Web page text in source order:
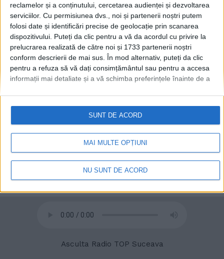
reclamelor și a conținutului, cercetarea audienței și dezvoltarea
serviciilor. Cu permisiunea dvs., noi și partenerii noștri putem
folosi date și identificări precise de geolocație prin scanarea
dispozitivului. Puteți da clic pentru a vă da acordul cu privire la
prelucrarea realizată de către noi și 1733 partenerii noștri
conform descrierii de mai sus. În mod alternativ, puteți da clic
pentru a refuza să vă dați consimțământul sau pentru a accesa
informații mai detaliate și a vă schimba preferințele înainte de a
retrageți consimțământul în orice moment, revenind la acest site
și făcând clic pe butonul "Confidențialitate" din partea de jos a
paginii web.
MAI MULTE OPȚIUNI
NU SUNT DE ACORD
SUNT DE ACORD
© 2020 Radio TOP Suceava 104 FM
Asculta Radio TOP Suceava